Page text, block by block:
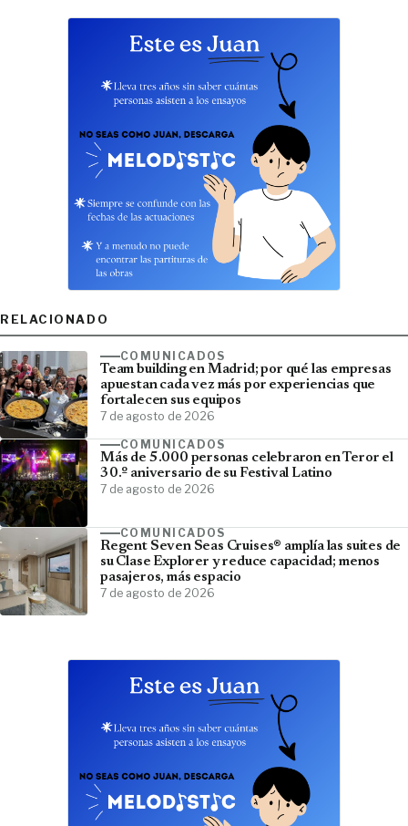
RELACIONADO
COMUNICADOS
Team building en Madrid; por qué las empresas
apuestan cada vez más por experiencias que
fortalecen sus equipos
7 de agosto de 2026
COMUNICADOS
Más de 5.000 personas celebraron en Teror el
30.º aniversario de su Festival Latino
7 de agosto de 2026
COMUNICADOS
Regent Seven Seas Cruises® amplía las suites de
su Clase Explorer y reduce capacidad; menos
pasajeros, más espacio
7 de agosto de 2026